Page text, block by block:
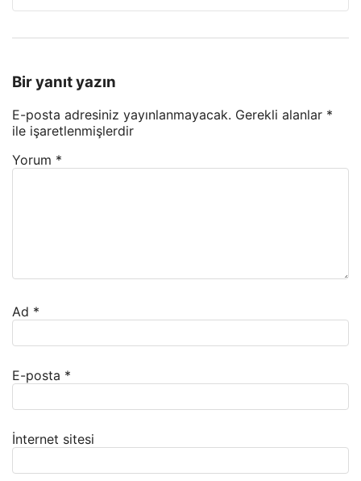
Bir yanıt yazın
E-posta adresiniz yayınlanmayacak. Gerekli alanlar *
ile işaretlenmişlerdir
Yorum *
Ad *
E-posta *
İnternet sitesi